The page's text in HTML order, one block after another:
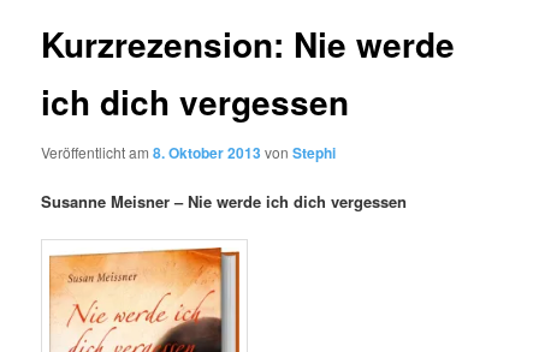
Kurzrezension: Nie werde
ich dich vergessen
Veröffentlicht am8. Oktober 2013 vonStephi
Susanne Meisner – Nie werde ich dich vergessen